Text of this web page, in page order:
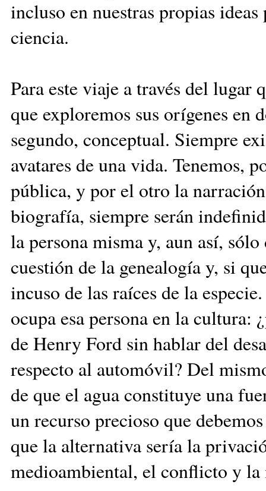
incluso en nuestras propias
ciencia.
Para este viaje a través del lugar
que exploremos sus orígenes
segundo, conceptual. Siempre
avatares de una vida. Tenemos,
pública, y por el otro la
biografía, siempre serán
la persona misma y, aun así,
cuestión de la genealogía y, si
incuso de las raíces de la
ocupa esa persona en la
de Henry Ford sin hablar del
respecto al automóvil? Del
de que el agua constituye una
un recurso precioso que
que la alternativa sería la
medioambiental, el conflicto y la